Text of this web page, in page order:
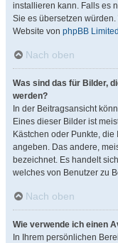
installieren kann. Falls es
Sie es übersetzen
Website von phpBB Limited
Nach oben
Was sind das für Bilder,
werden?
In der Beitragsansicht
Eines dieser Bilder ist
Kästchen oder Punkte,
angeben. Das andere,
bezeichnet. Es handelt
welches von Benutzer zu
Nach oben
Wie verwende ich einen
In Ihrem persönlichen